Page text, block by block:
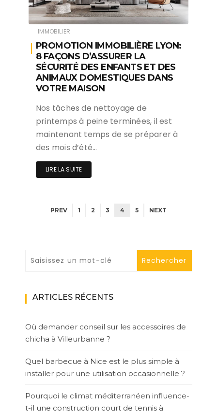
IMMOBILIER
PROMOTION IMMOBILIÈRE LYON:
8 FAÇONS D’ASSURER LA
SÉCURITÉ DES ENFANTS ET DES
ANIMAUX DOMESTIQUES DANS
VOTRE MAISON
Nos tâches de nettoyage de
printemps à peine terminées, il est
maintenant temps de se préparer à
des mois d’été…
LIRE LA SUITE
PREV 1 2 3 4 5 NEXT
ARTICLES RÉCENTS
Où demander conseil sur les accessoires de
chicha à Villeurbanne ?
Quel barbecue à Nice est le plus simple à
installer pour une utilisation occasionnelle ?
Pourquoi le climat méditerranéen influence-
t-il une construction court de tennis à